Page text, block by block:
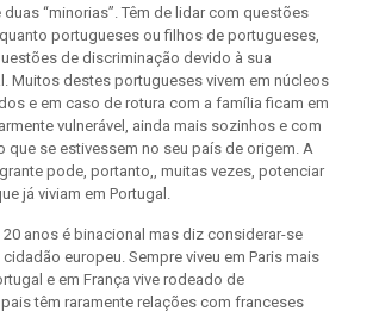
“minorias”. Têm de lidar com questões
portugueses ou filhos de portugueses,
de discriminação devido à sua
Muitos destes portugueses vivem em núcleos
e em caso de rotura com a família ficam em
vulnerável, ainda mais sozinhos e com
que se estivessem no seu país de origem. A
pode, portanto,, muitas vezes, potenciar
já viviam em Portugal.
anos é binacional mas diz considerar-se
europeu. Sempre viveu em Paris mais
e em França vive rodeado de
têm raramente relações com franceses